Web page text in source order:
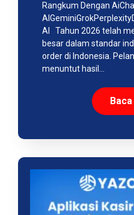
Rangkum Dengan
AI Tahun 2026 telah
besar dalam standar
order di Indonesia.
menuntut hasil…